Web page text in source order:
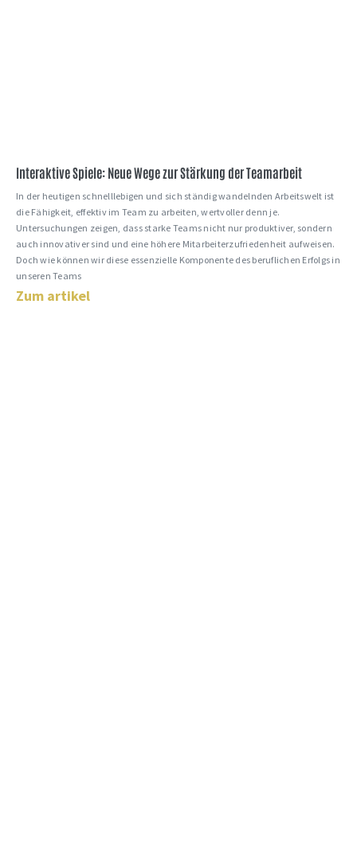
Interaktive Spiele: Neue Wege zur Stärkung der Teamarbeit
In der heutigen schnelllebigen und sich ständig wandelnden Arbeitswelt ist
die Fähigkeit, effektiv im Team zu arbeiten, wertvoller denn je.
Untersuchungen zeigen, dass starke Teams nicht nur produktiver, sondern
auch innovativer sind und eine höhere Mitarbeiterzufriedenheit aufweisen.
Doch wie können wir diese essenzielle Komponente des beruflichen Erfolgs in
unseren Teams
Zum artikel